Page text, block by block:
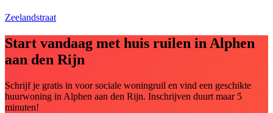
Zeelandstraat
Start vandaag met huis ruilen in Alphen
aan den Rijn
Schrijf je gratis in voor sociale woningruil en vind een geschikte
huurwoning in Alphen aan den Rijn. Inschrijven duurt maar 5
minuten!